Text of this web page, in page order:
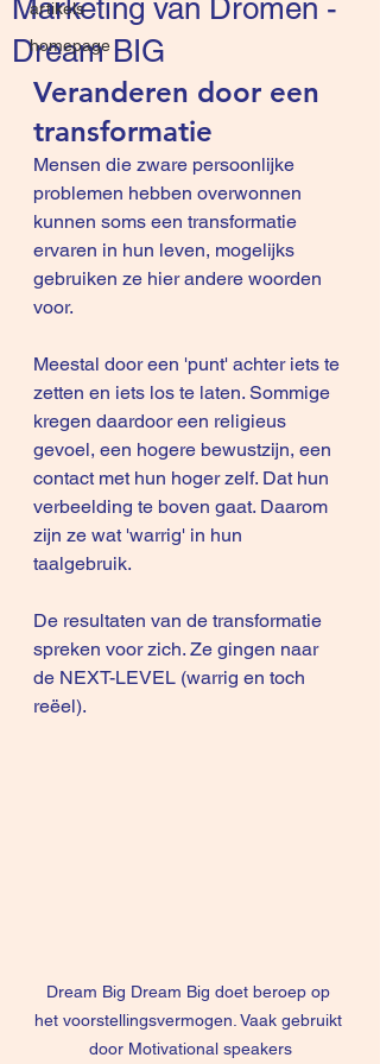
artikels
homepage
Marketing van Dromen -
Dream BIG
Veranderen door een
transformatie
Mensen die zware persoonlijke
problemen hebben overwonnen
kunnen soms een transformatie
ervaren in hun leven, mogelijks
gebruiken ze hier andere woorden
voor.
Meestal door een 'punt' achter iets te
zetten en iets los te laten. Sommige
kregen daardoor een religieus
gevoel, een hogere bewustzijn, een
contact met hun hoger zelf. Dat hun
verbeelding te boven gaat. Daarom
zijn ze wat 'warrig' in hun
taalgebruik.
De resultaten van de transformatie
spreken voor zich. Ze gingen naar
de NEXT-LEVEL (warrig en toch
reëel).
Dream Big Dream Big doet beroep op
het voorstellingsvermogen. Vaak gebruikt
door Motivational speakers